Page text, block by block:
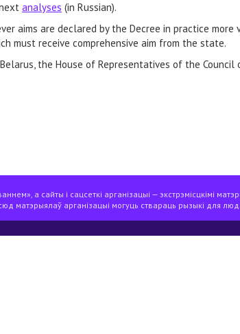
аnalyses (in Russian).
aims are declared by the Decree in practice more
must receive comprehensive aim from the state.
the House of Representatives of the Council
а сайты і сацсеткі арганізацыі — экстрэмісцкімі
матэрыялаў арганізацыі могуць ствараць рызыкі для